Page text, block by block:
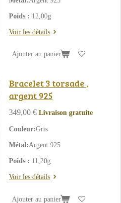
Poids : 12,00g
Voir les détails
Ajouter au panier
Bracelet 3 torsade ,
argent 925
349,00 € Livraison gratuite
Couleur:Gris
Métal:Argent 925
Poids : 11,20g
Voir les détails
Ajouter au panier